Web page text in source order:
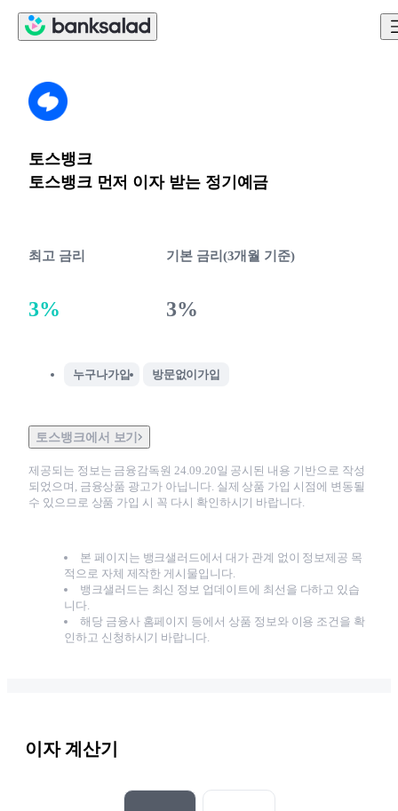
토스뱅크
토스뱅크 먼저 이자 받는 정기예금
최고 금리
3%
기본 금리(3개월 기준)
3%
누구나가입 방문없이가입
토스뱅크에서 보기
제공되는 정보는 금융감독원24.09.20일 공시된 내용 기반으로 작성
되었으며, 금융상품 광고가 아닙니다. 실제 상품 가입 시점에 변동될
수 있으므로 상품 가입 시 꼭 다시 확인하시기 바랍니다.
본 페이지는 뱅크샐러드에서 대가 관계 없이 정보제공 목
적으로 자체 제작한 게시물입니다.
뱅크샐러드는 최신 정보 업데이트에 최선을 다하고 있습
니다.
해당 금융사 홈페이지 등에서 상품 정보와 이용 조건을 확
인하고 신청하시기 바랍니다.
이자 계산기